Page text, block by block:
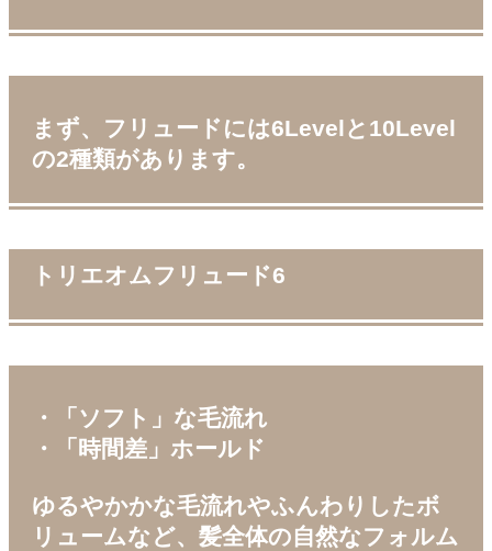
まず、フリュードには6Levelと10Level
の2種類があります。
トリエオムフリュード6
・「ソフト」な毛流れ
・「時間差」ホールド
ゆるやかかな毛流れやふんわりしたボ
リュームなど、髪全体の自然なフォルム